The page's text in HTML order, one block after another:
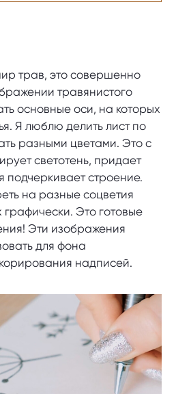
трав, это совершенно
травянистого
основные оси, на которых
Я люблю делить лист по
разными цветами. Это с
светотень, придает
подчеркивает строение.
на разные соцветия
графически. Это готовые
Эти изображения
для фона
надписей.